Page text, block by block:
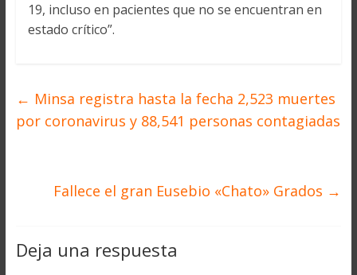
19, incluso en pacientes que no se encuentran en
estado crítico”.
← Minsa registra hasta la fecha 2,523 muertes
por coronavirus y 88,541 personas contagiadas
Fallece el gran Eusebio «Chato» Grados →
Deja una respuesta